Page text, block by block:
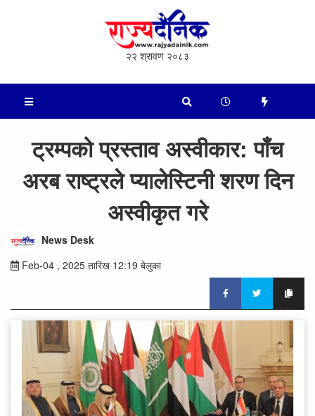
२२ श्रावण २०८३
ट्रम्पको प्रस्ताव अस्वीकार: पाँच
अरब राष्ट्रले प्यालेस्टिनी शरण दिन
अस्वीकृत गरे
News Desk
Feb-04 , 2025 तारिख 12:19 बेलुका